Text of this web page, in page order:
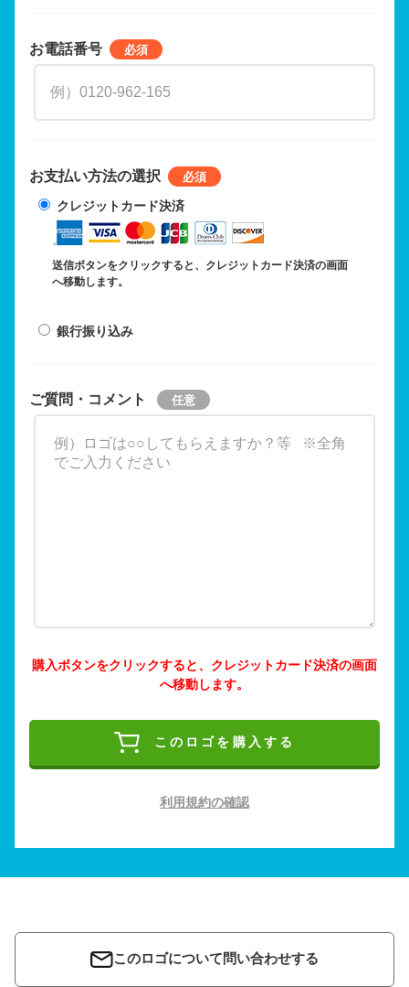
お電話番号
お支払い方法の選択
クレジットカード決済
送信ボタンをクリックすると、クレジットカード決済の画面
へ移動します。
銀行振り込み
ご質問・コメント
購入ボタンをクリックすると、クレジットカード決済の画面
へ移動します。
このロゴを購入する
利用規約の確認
このロゴについて問い合わせする